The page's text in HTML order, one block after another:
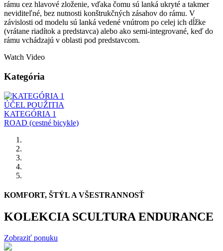
rámu cez hlavové zloženie, vďaka čomu sú lanká ukryté a takmer
neviditeľné, bez nutnosti konštrukčných zásahov do rámu. V
závislosti od modelu sú lanká vedené vnútrom po celej ich dĺžke
(vrátane riadítok a predstavca) alebo ako semi-integrované, keď do
rámu vchádzajú v oblasti pod predstavcom.
Watch Video
Kategória
ÚČEL POUŽITIA
KATEGÓRIA 1
ROAD (cestné bicykle)
KOMFORT, ŠTÝL A VŠESTRANNOSŤ
KOLEKCIA SCULTURA ENDURANCE
Zobraziť ponuku